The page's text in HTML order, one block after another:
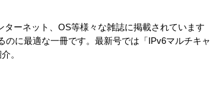
ーネット、OS等様々な雑誌に掲載されています
に最適な一冊です。最新号では「IPv6マルチキャ
。